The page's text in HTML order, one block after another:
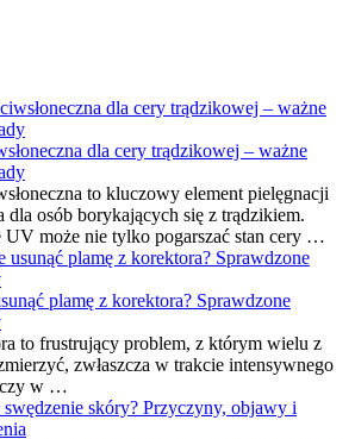
dla cery trądzikowej – ważne
to kluczowy element pielęgnacji
dla osób borykających się z trądzikiem.
UV może nie tylko pogarszać stan cery …
plamę z korektora? Sprawdzone
to frustrujący problem, z którym wielu z
zwłaszcza w trakcie intensywnego
czy w …